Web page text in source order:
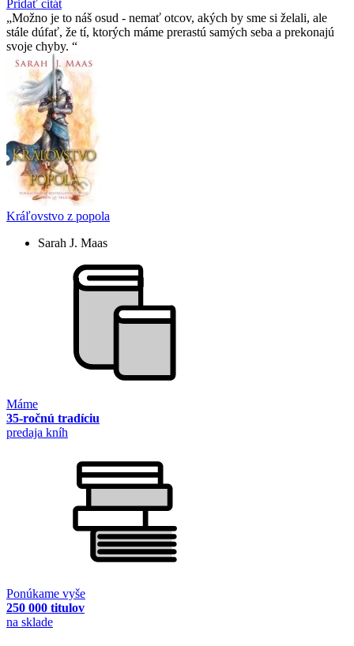
Pridať citát
Možno je to náš osud - nemať otcov, akých by sme si želali, ale
stále dúfať, že tí­, ktorých máme prerastú samých seba a prekonajú
svoje chyby.
Kráľovstvo z popola
Sarah J. Maas
Máme
35-ročnú tradíciu
predaja kníh
Ponúkame vyše
250 000 titulov
na sklade